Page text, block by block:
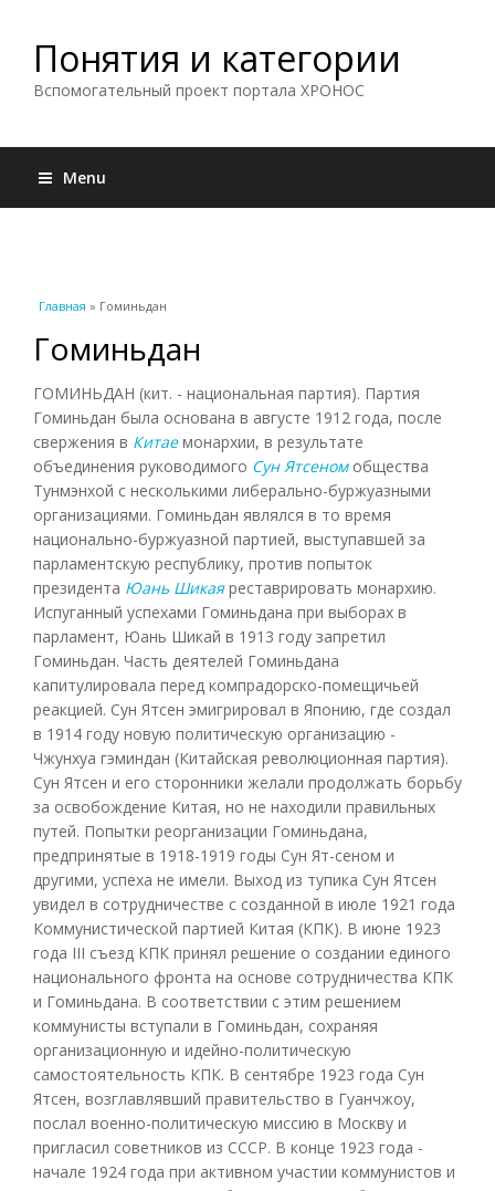
Понятия и категории
Вспомогательный проект портала ХРОНОС
Menu
Вы здесь
Главная » Гоминьдан
Гоминьдан
ГОМИНЬДАН (кит. - национальная партия). Партия
Гоминьдан была основана в августе 1912 года, после
свержения в Китаемонархии, в результате
объединения руководимого Сун Ятсеномобщества
Тунмэнхой с несколькими либерально-буржуазными
организациями. Гоминьдан являлся в то время
национально-буржуазной партией, выступавшей за
парламентскую республику, против попыток
президента Юань Шикаяреставрировать монархию.
Испуганный успехами Гоминьдана при выборах в
парламент, Юань Шикай в 1913 году запретил
Гоминьдан. Часть деятелей Гоминьдана
капитулировала перед компрадорско-помещичьей
реакцией. Сун Ятсен эмигрировал в Японию, где создал
в 1914 году новую политическую организацию -
Чжунхуа гэминдан (Китайская революционная партия).
Сун Ятсен и его сторонники желали продолжать борьбу
за освобождение Китая, но не находили правильных
путей. Попытки реорганизации Гоминьдана,
предпринятые в 1918-1919 годы Сун Ят-сеном и
другими, успеха не имели. Выход из тупика Сун Ятсен
увидел в сотрудничестве с созданной в июле 1921 года
Коммунистической партией Китая (КПК). В июне 1923
года III съезд КПК принял решение о создании единого
национального фронта на основе сотрудничества КПК
и Гоминьдана. В соответствии с этим решением
коммунисты вступали в Гоминьдан, сохраняя
организационную и идейно-политическую
самостоятельность КПК. В сентябре 1923 года Сун
Ятсен, возглавлявший правительство в Гуанчжоу,
послал военно-политическую миссию в Москву и
пригласил советников из СССР. В конце 1923 года -
начале 1924 года при активном участии коммунистов и